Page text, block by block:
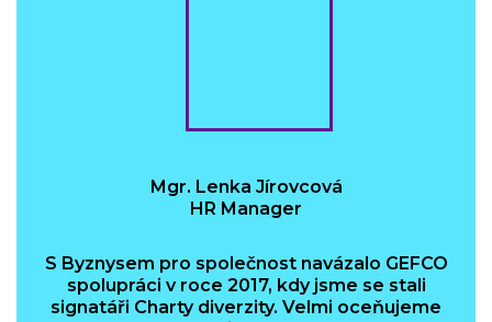
Mgr. Lenka Jírovcová
HR Manager
S Byznysem pro společnost navázalo GEFCO
spolupráci v roce 2017, kdy jsme se stali
signatáři Charty diverzity. Velmi oceňujeme